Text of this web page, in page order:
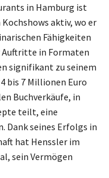
in Hamburg ist
aktiv, wo er
Fähigkeiten
Auftritte in Formaten
signifikant zu seinem
bis 7 Millionen Euro
Buchverkäufe, in
teilt, eine
Dank seines Erfolgs in
hat Henssler im
sein Vermögen